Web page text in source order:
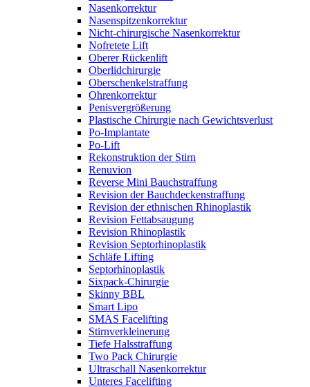
Nasenkorrektur
Nasenspitzenkorrektur
Nicht-chirurgische Nasenkorrektur
Nofretete Lift
Oberer Rückenlift
Oberlidchirurgie
Oberschenkelstraffung
Ohrenkorrektur
Penisvergrößerung
Plastische Chirurgie nach Gewichtsverlust
Po-Implantate
Po-Lift
Rekonstruktion der Stirn
Renuvion
Reverse Mini Bauchstraffung
Revision der Bauchdeckenstraffung
Revision der ethnischen Rhinoplastik
Revision Fettabsaugung
Revision Rhinoplastik
Revision Septorhinoplastik
Schläfe Lifting
Septorhinoplastik
Sixpack-Chirurgie
Skinny BBL
Smart Lipo
SMAS Facelifting
Stirnverkleinerung
Tiefe Halsstraffung
Two Pack Chirurgie
Ultraschall Nasenkorrektur
Unteres Facelifting